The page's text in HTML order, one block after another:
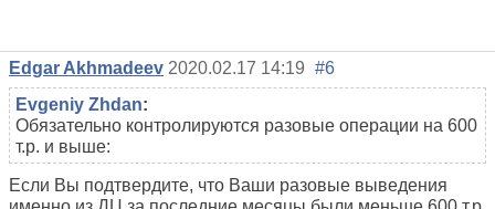
Edgar Akhmadeev 2020.02.17 14:19 #6
Evgeniy Zhdan:
Обязательно контролируются разовые операции на 600
т.р. и выше:
Если Вы подтвердите, что Ваши разовые выведения